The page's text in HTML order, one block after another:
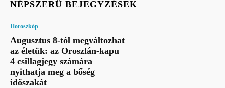
NÉPSZERŰ BEJEGYZÉSEK
Horoszkóp
Augusztus 8-tól megváltozhat
az életük: az Oroszlán-kapu
4 csillagjegy számára
nyithatja meg a bőség
időszakát